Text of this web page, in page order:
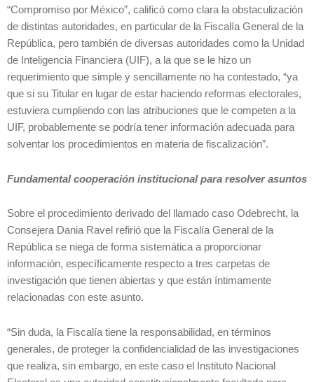
“Compromiso por México”, calificó como clara la obstaculización
de distintas autoridades, en particular de la Fiscalía General de la
República, pero también de diversas autoridades como la Unidad
de Inteligencia Financiera (UIF), a la que se le hizo un
requerimiento que simple y sencillamente no ha contestado, “ya
que si su Titular en lugar de estar haciendo reformas electorales,
estuviera cumpliendo con las atribuciones que le competen a la
UIF, probablemente se podría tener información adecuada para
solventar los procedimientos en materia de fiscalización”.
Fundamental cooperación institucional para resolver asuntos
Sobre el procedimiento derivado del llamado caso Odebrecht, la
Consejera Dania Ravel refirió que la Fiscalía General de la
República se niega de forma sistemática a proporcionar
información, específicamente respecto a tres carpetas de
investigación que tienen abiertas y que están íntimamente
relacionadas con este asunto.
“Sin duda, la Fiscalía tiene la responsabilidad, en términos
generales, de proteger la confidencialidad de las investigaciones
que realiza, sin embargo, en este caso el Instituto Nacional